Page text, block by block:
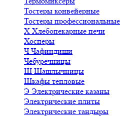
Тостеры конвейерные
Тостеры профессиональные
Х Хлебопекарные печи
Хосперы
ЧЧафиндиши
Чебуречницы
Ш Шашлычницы
Шкафы тепловые
Э Электрические казаны
Электрические плиты
Электрические тандыры